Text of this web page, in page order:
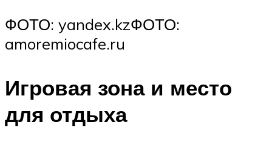
ФОТО: yandex.kzФОТО:
amoremiocafe.ru
Игровая зона и место
для отдыха